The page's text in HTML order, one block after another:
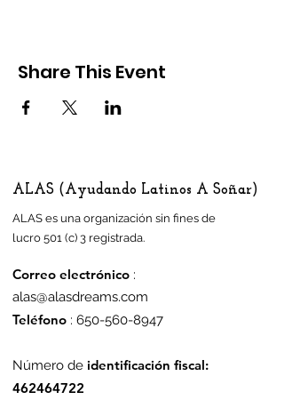
Share This Event
ALAS (Ayudando Latinos A Soñar)
ALAS es una organización sin fines de
lucro 501 (c) 3 registrada.
Correo electrónico :
alas@alasdreams.com
Teléfono : 650-560-8947
Número de identificación fiscal:
462464722